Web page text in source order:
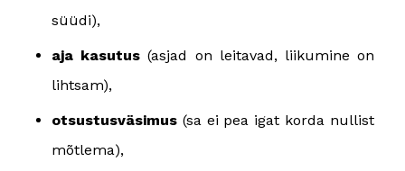
süüdi),
aja kasutus(asjad on leitavad, liikumine on
lihtsam),
otsustusväsimus(sa ei pea igat korda nullist
mõtlema),